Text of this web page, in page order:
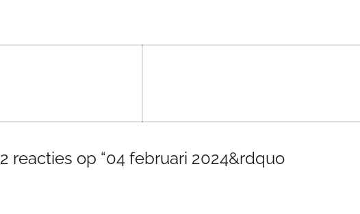
2 reacties op “04 februari 2024&rdquo